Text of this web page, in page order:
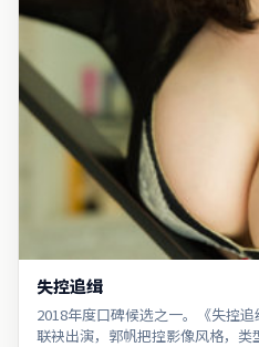
失控追缉
2018年度口碑候选之一。《失控
联袂出演，郭帆把控影像风格，类